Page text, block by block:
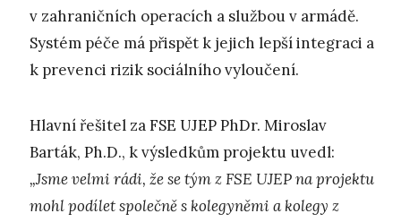
v zahraničních operacích a službou v armádě.
Systém péče má přispět k jejich lepší integraci a
k prevenci rizik sociálního vyloučení.
Hlavní řešitel za FSE UJEP PhDr. Miroslav
Barták, Ph.D., k výsledkům projektu uvedl:
„Jsme velmi rádi, že se tým z FSE UJEP na projektu
mohl podílet společně s kolegyněmi a kolegy z